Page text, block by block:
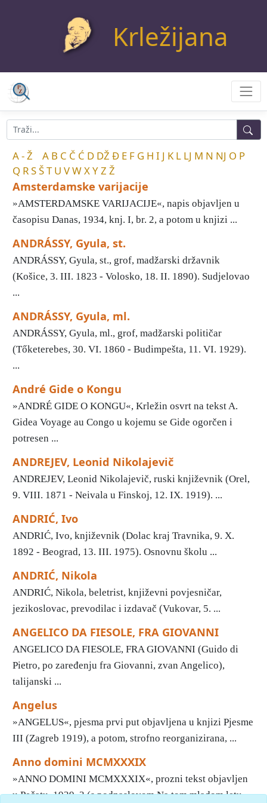
Krležijana
A - Ž A B C Č Ć D DŽ Đ E F G H I J K L LJ M N NJ O P
Q RSŠT U VWXYZ Ž
Amsterdamske varijacije
»AMSTERDAMSKE VARIJACIJE«, napis objavljen u
časopisu Danas, 1934, knj. I, br. 2, a potom u knjizi ...
ANDRÁSSY, Gyula, st.
ANDRÁSSY, Gyula, st., grof, madžarski državnik
(Košice, 3. III. 1823 - Volosko, 18. II. 1890). Sudjelovao
...
ANDRÁSSY, Gyula, ml.
ANDRÁSSY, Gyula, ml., grof, madžarski političar
(Tőketerebes, 30. VI. 1860 - Budimpešta, 11. VI. 1929).
...
André Gide o Kongu
»ANDRÉ GIDE O KONGU«, Krležin osvrt na tekst A.
Gidea Voyage au Congo u kojemu se Gide ogorčen i
potresen ...
ANDREJEV, Leonid Nikolajevič
ANDREJEV, Leonid Nikolajevič, ruski književnik (Orel,
9. VIII. 1871 - Neivala u Finskoj, 12. IX. 1919). ...
ANDRIĆ, Ivo
ANDRIĆ, Ivo, književnik (Dolac kraj Travnika, 9. X.
1892 - Beograd, 13. III. 1975). Osnovnu školu ...
ANDRIĆ, Nikola
ANDRIĆ, Nikola, beletrist, književni povjesničar,
jezikoslovac, prevodilac i izdavač (Vukovar, 5. ...
ANGELICO DA FIESOLE, FRA GIOVANNI
ANGELICO DA FIESOLE, FRA GIOVANNI (Guido di
Pietro, po zaređenju fra Giovanni, zvan Angelico),
talijanski ...
Angelus
»ANGELUS«, pjesma prvi put objavljena u knjizi Pjesme
III (Zagreb 1919), a potom, strofno reorganizirana, ...
Anno domini MCMXXXIX
»ANNO DOMINI MCMXXXIX«, prozni tekst objavljen
u Pečatu, 1939, 3 (s podnaslovom Na tom mladom letu ...